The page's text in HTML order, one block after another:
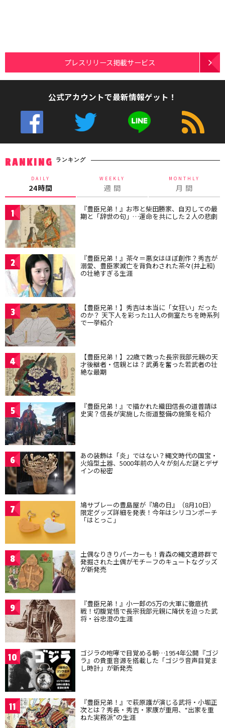
プレスリリース掲載サービス
公式アカウントで最新情報ゲット！
RANKING ランキング
DAILY
24時間
WEEKLY
週 間
MONTHLY
月 間
1 『豊臣兄弟！』お市と柴田勝家、自刃しての最
期と「辞世の句」…運命を共にした２人の悲劇
2 『豊臣兄弟！』茶々＝悪女はほぼ創作？秀吉が
溺愛、豊臣家滅亡を背負わされた茶々(井上和)
の壮絶すぎる生涯
3 【豊臣兄弟！】秀吉は本当に「女狂い」だった
のか？ 天下人を彩った11人の側室たちを時系列
で一挙紹介
4 【豊臣兄弟！】22歳で散った長宗我部元親の天
才後継者・信親とは？武勇を奮った若武者の壮
絶な最期
5 『豊臣兄弟！』で描かれた織田信長の道普請は
史実？信長が実施した街道整備の施策を紹介
6 あの装飾は「炎」ではない？縄文時代の国宝・
火焔型土器、5000年前の人々が刻んだ謎とデザ
インの秘密
7 鳩サブレーの豊島屋が『鳩の日』（8月10日）
限定グッズ詳細を発表！今年はシリコンポーチ
「はとっこ」
8 土偶なりきりパーカーも！青森の縄文遺跡群で
発掘された土偶がモチーフのキュートなグッズ
が新発売
9 『豊臣兄弟！』小一郎の5万の大軍に徹底抗
戦！切腹覚悟で長宗我部元親に降伏を迫った武
将・谷忠澄の生涯
10 ゴジラの咆哮で目覚める朝…1954年公開『ゴジ
ラ』の貴重音源を搭載した「ゴジラ音声目覚ま
し時計」が新発売
11 『豊臣兄弟！』で萩原護が演じる武将・小堀正
次とは？秀長・秀吉・家康が重用、“出家を重
ねた実務派”の生涯